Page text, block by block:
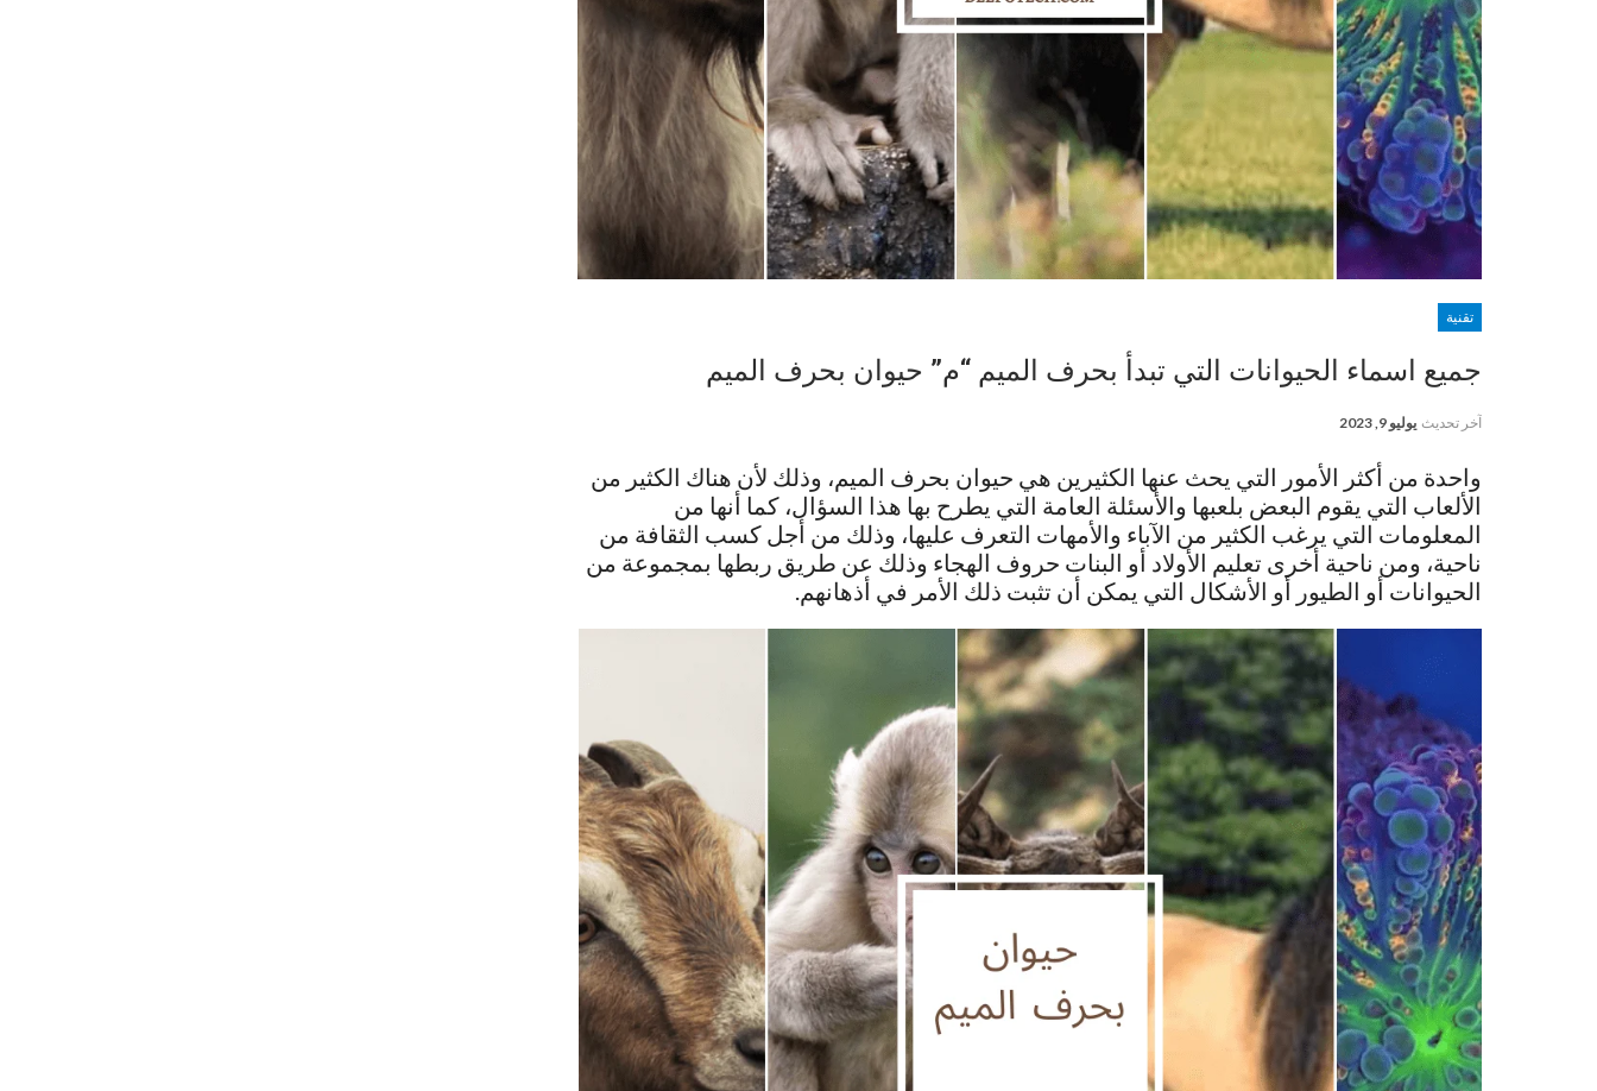
تقنية
جميع اسماء الحيوانات التي تبدأ بحرف الميم “م” حيوان بحرف الميم
آخر تحديث يوليو 9, 2023
واحدة من أكثر الأمور التي يحث عنها الكثيرين هي حيوان بحرف الميم، وذلك لأن هناك الكثير من
الألعاب التي يقوم البعض بلعبها والأسئلة العامة التي يطرح بها هذا السؤال، كما أنها من
المعلومات التي يرغب الكثير من الآباء والأمهات التعرف عليها، وذلك من أجل كسب الثقافة من
ناحية، ومن ناحية أخرى تعليم الأولاد أو البنات حروف الهجاء وذلك عن طريق ربطها بمجموعة من
الحيوانات أو الطيور أو الأشكال التي يمكن أن تثبت ذلك الأمر في أذهانهم.